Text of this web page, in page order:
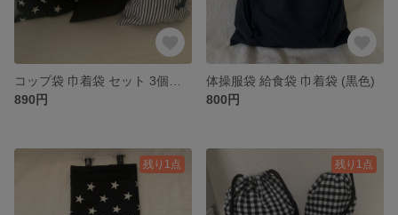
890円
体操服袋 給食袋 巾着袋 (黒色)
800円
残り1点 残り1点